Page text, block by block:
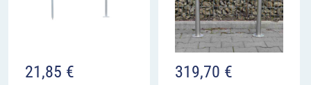
21,85 € 319,70 €